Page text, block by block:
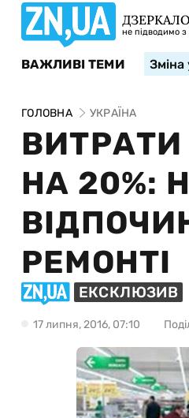
не підводимо
ВАЖЛИВІ ТЕМИ Зміна
ГОЛОВНА УКРАЇНА
ВИТРАТИ
НА 20%:
РЕМОНТІ
ЕКСКЛЮЗИВ
17 липня, 2016, 07:10